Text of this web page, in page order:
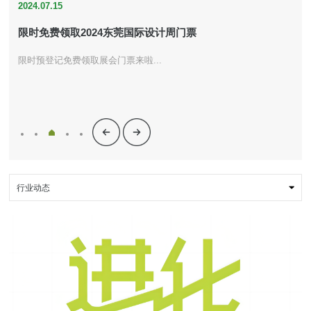
2023.09.05
2023东莞国际设计周暨第50届国际名家具（东莞）展览会闭
2023.07.25
名家具展25周年，跑向未来！
名家具展25周年，跑向未来！
2025.10.21
2026年3月全球家居进入“东莞时间”，开春首展锚定产业航
家具（东莞）展览会将于3月15日至19日，以超过以往的全新姿态，
在东莞厚街·广东现代国际展览中心启幕。 在面临“同质化竞争加剧、
2025.05.29
2025东莞国际设计周主题定调：Win-Win！
从“OPEN”，到“拥抱” 当各自为战的时代落幕 2025东莞国际设计周 以
2025.03.20
见证“拥抱”的力量！第53届名家具展圆满收官！
2025.03.16
行业大事，拥抱共赢！第53届名家具展昨日盛大开幕！
2025.03.08
逛展攻略 | 3.15东莞见！【必转发】
2025.03.08
超前点映 | 3月必看东莞名家具展的10大理由！
2025.03.08
超级策展 | 「品牌莞」：观世界，世界莞
2025.03.07
东莞家具，产业集群的璀璨明珠！60+品牌亮相东莞新力量
2025.03.06
火力全开，这把只打高端局！东莞家具外贸IP，链全球·卖全
2024.08.02
最新动向来了！东莞再迎世界级家具产业盛会，打开全球合
2024.07.24
潮流一夏，818进莞来 | 这个超OPEN的展览，快来打卡~
时尚、艺术、潮玩、设计、家居、美学，这个充满“潮”元素的展览即
2024.07.19
定了！2024 世界级家具产业集群活动将在东莞举办！
由东莞市人民政府、中国家具协会主办的「2024世界级家具产业集群
2025.03.06
东莞，正在拥抱一种很新的“设计”
从功能主义到情绪价值，从实用为王到颜值当道，设计创新改变着人
2024.07.15
限时免费领取2024东莞国际设计周门票
限时预登记免费领取展会门票来啦...
2024.07.15
深度融合创新，引领家居潮流！这次设计周玩点新花样！
如果设计有尽头，那一定是“全案落地”
2024.05.21
再次“出动”！剖析2024米兰趋势，8月继续发声
继本月初东莞家具新力量大会 圆满举办后 东莞家具新力量们再次“出
2024.05.21
东莞设计周2024全新主视觉发布：多元业态融合
2024东莞国际设计周 定档8月18-21日 将在广东现代国际展览中心举
2024.05.21
东莞家具新力量展，8月设计周升级再出发！
为进一步推动东莞家具产业的创新发展 5月6日，东莞国际设计周举办
2024.04.23
全案设计成主流，美萃家居如何聚力赋能？
美萃家居4.0，以务实绘革新，共探新商业之路
2024.04.16
抖音同城流量红利正当时，麦塔屋如何从流量到“留量”？
流量时代，牢牢抓住新零售趋势
2024.03.20
8.18东莞再见丨“潮”向2024东莞国际设计周！
在时代的浪潮中，东莞如何凭借产设融合之力踏浪前行？
2024.04.24
中欧设计俱乐部在意大利米兰正式成立，加速中国制造走向
2024.04.09
第51届名家具展圆满收官，进化是进行时，也是未来时！
8.18-21，2024东莞国际设计周再聚
2024.03.10
逛展攻略丨315，东莞见！
三月家具展，先看东莞展！
2024.03.07
进展丨3月必看东莞名家具展的8大理由！！
3月15-19日，我们东莞厚街见！
2024.02.20
进展|一图读懂第51届名家具展新进化！
3.15-19进莞来，相约2024中国家居行业开年大展
2024.03.01
进展｜首战开新局！首届东莞家具新力量展蓄势待发！
3月15-19日，我们东莞厚街见
2023.12.15
观众预登记上线 | 2024年3月名家具展邀您来看展
第51届名家具展预登记通道正式开启！
2023.11.16
从进步，到进化！第51届东莞名家具展传播主题发布！
我们先从改变世界的思想慢慢说起……
2024.01.10
新生代品牌！东莞家具新力量展3月绽放！
好家具·东莞造
2023.10.30
全球家具商齐聚，第51届国际名家具（东莞）展览会等你相
2023.10.08
第51届国际名家具展有新意 ，相约2024年3月！
第51届名家具展已全线启动，与您相约2024年3月15-19日，赶紧报名
2023.09.05
2023东莞国际设计周暨第50届国际名家具（东莞）展览会闭
2023.07.25
名家具展25周年，跑向未来！
名家具展25周年，跑向未来！
2025.10.21
2026年3月全球家居进入“东莞时间”，开春首展锚定产业航
家具（东莞）展览会将于3月15日至19日，以超过以往的全新姿态，
在东莞厚街·广东现代国际展览中心启幕。 在面临“同质化竞争加剧、
2025.05.29
2025东莞国际设计周主题定调：Win-Win！
从“OPEN”，到“拥抱” 当各自为战的时代落幕 2025东莞国际设计周 以
行业动态